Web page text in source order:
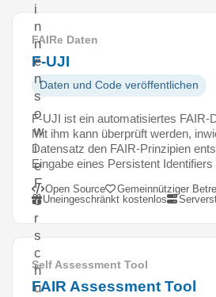
i
n
n
e
n
s
o
w
i
e
F
o
r
s
c
h
u
FAIRe Daten
F-UJI
Daten und Code veröffentlichen
F-UJI ist ein automatisiertes FAIR-
Mit ihm kann überprüft werden,
Datensatz den FAIR-Prinzipien
Eingabe eines Persistent
Open Source
Gemeinnütziger
Uneingeschränkt kostenlos
Self Assessment Tool
FAIR Assessment Tool